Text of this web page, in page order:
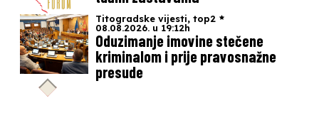
Titogradske vijesti, top2
08.08.2026. u 19:12h
Oduzimanje imovine stečene
kriminalom i prije pravosnažne
presude